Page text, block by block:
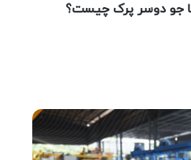
جو دوسر پرک چیست؟